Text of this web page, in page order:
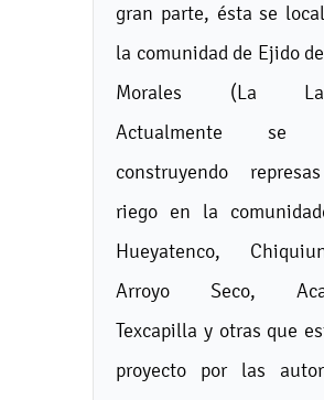
gran parte, ésta se
la comunidad de Ejido
Morales (La
Actualmente se
construyendo
riego en la
Hueyatenco,
Arroyo Seco,
Texcapilla y otras que
proyecto por las